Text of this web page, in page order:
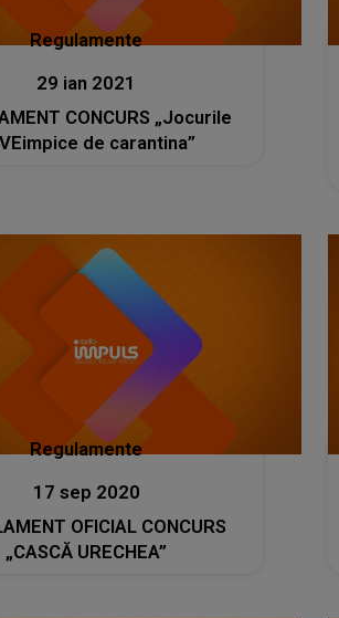
Regulamente
29 ian 2021
CONCURS „Jocurile
de carantina”
Regulamente
17 sep 2020
OFICIAL CONCURS
„CASCĂ URECHEA”